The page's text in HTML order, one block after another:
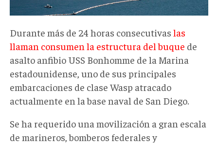
Durante más de 24 horas consecutivas las
llaman consumen la estructura del buque de
asalto anfibio USS Bonhomme de la Marina
estadounidense, uno de sus principales
embarcaciones de clase Wasp atracado
actualmente en la base naval de San Diego.
Se ha requerido una movilización a gran escala
de marineros, bomberos federales y